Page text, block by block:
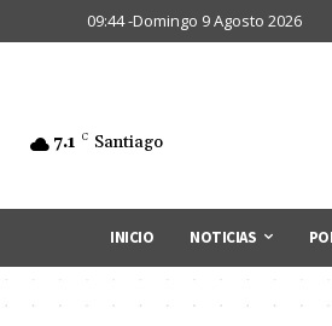
09:44 -Domingo 9 Agosto 2026
7.1 C Santiago
INICIO NOTICIAS